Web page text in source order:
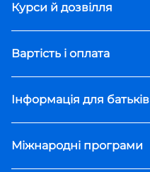
Курси й дозвілля
Вартість і оплата
Інформація для батьків
Міжнародні програми